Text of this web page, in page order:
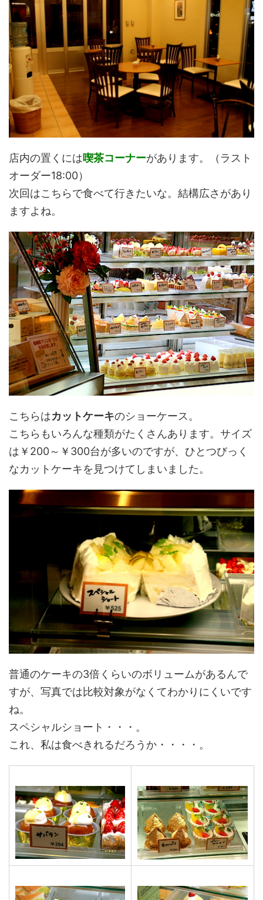
店内の置くには喫茶コーナーがあります。（ラスト
オーダー18:00）
次回はこちらで食べて行きたいな。結構広さがあり
ますよね。
こちらはカットケーキのショーケース。
こちらもいろんな種類がたくさんあります。サイズ
は￥200～￥300台が多いのですが、ひとつびっく
なカットケーキを見つけてしまいました。
普通のケーキの3倍くらいのボリュームがあるんで
すが、写真では比較対象がなくてわかりにくいです
ね。
スペシャルショート・・・。
これ、私は食べきれるだろうか・・・・。